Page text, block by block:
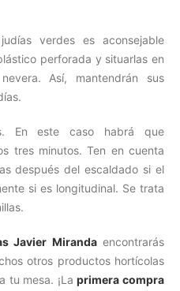
verdes es aconsejable
perforada y situarlas en
Así, mantendrán sus
En este caso habrá que
tres minutos. Ten en cuenta
después del escaldado si el
si es longitudinal. Se trata
Javier Mirandaencontrarás
otros productos hortícolas
tu mesa. ¡La primera compra